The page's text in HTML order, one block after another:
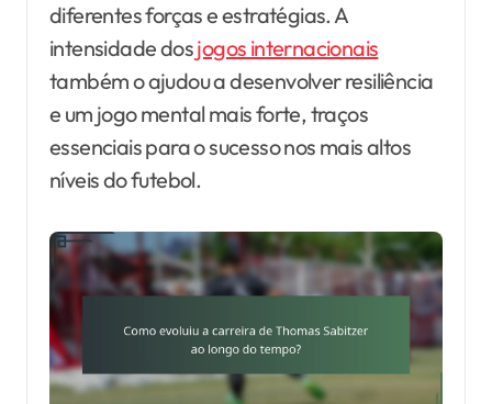
diferentes forças e estratégias. A
intensidade dosjogos internacionais
também o ajudou a desenvolver resiliência
e um jogo mental mais forte, traços
essenciais para o sucesso nos mais altos
níveis do futebol.